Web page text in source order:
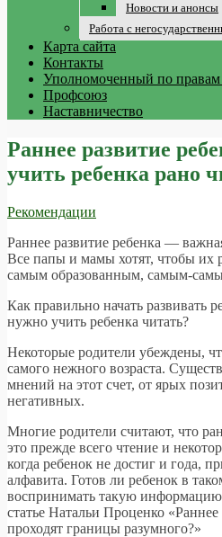
Новости и анонсы
Работа с
Карта сайта
Контакты
Уполномоченный по правам
Профсоюз
Наставничество
Раннее развитие
учить ребенка рано
Рекомендации
Раннее развитие ребенка —
Все папы и мамы хотят, чтобы
самым образованным, самым-
Как правильно начать развивать
нужно учить ребенка читать?
Некоторые родители убеждены,
самого нежного возраста.
мнений на этот счет, от ярых
негативных.
Многие родители считают, что
это прежде всего чтение и
когда ребенок не достиг и года,
алфавита. Готов ли ребенок в
воспринимать такую
статье Натальи Проценко «Раннее
проходят границы разумного?»